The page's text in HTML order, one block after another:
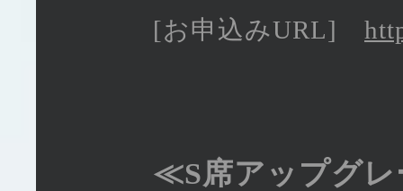
[お申込みURL]
≪S席アップグレ